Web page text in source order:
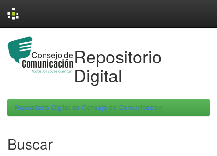
navigation
Repositorio
Digital
Repositorio Digital de Consejo de Comunicacion
Buscar